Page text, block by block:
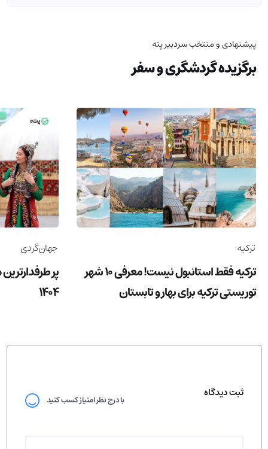
پیشنهادی و منتخب سردبیر پته
برگزیده گردشگری و سفر
ترکیه
ترکیه فقط استانبول نیست! معرفی 10 شهر
توریستی ترکیه برای بهار و تابستان
جهان‌گردی
پر
1404
ثبت دیدگاه با درج نظر امتیاز کسب کنید